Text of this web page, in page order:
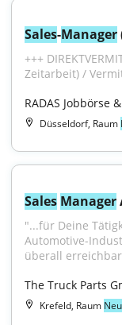
Sales-Manager
+++
Zeitarbeit) /
RADAS Jobbörse
Düsseldorf, Raum
Sales Manager
"...für Deine
Automotive-
überall
The Truck Parts
Krefeld, Raum